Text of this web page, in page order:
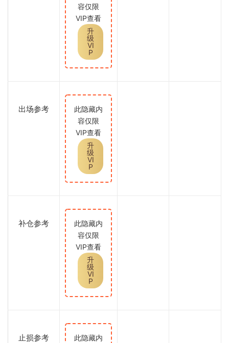
容仅限
VIP查看
升
级
VI
P
出场参考
此隐藏内
容仅限
VIP查看
升
级
VI
P
补仓参考
此隐藏内
容仅限
VIP查看
升
级
VI
P
止损参考
此隐藏内